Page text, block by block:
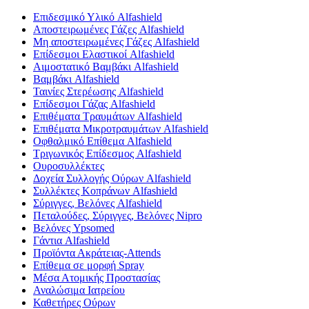
Επιδεσμικό Υλικό Alfashield
Αποστειρωμένες Γάζες Alfashield
Μη αποστειρωμένες Γάζες Alfashield
Επίδεσμοι Ελαστικοί Alfashield
Αιμοστατικό Βαμβάκι Alfashield
Βαμβάκι Alfashield
Ταινίες Στερέωσης Alfashield
Επίδεσμοι Γάζας Alfashield
Επιθέματα Τραυμάτων Alfashield
Επιθέματα Μικροτραυμάτων Alfashield
Οφθαλμικό Eπίθεμα Alfashield
Τριγωνικός Επίδεσμος Alfashield
Ουροσυλλέκτες
Δοχεία Συλλογής Ούρων Alfashield
Συλλέκτες Κοπράνων Alfashield
Σύριγγες, Βελόνες Alfashield
Πεταλούδες, Σύριγγες, Βελόνες Nipro
Βελόνες Ypsomed
Γάντια Alfashield
Προϊόντα Ακράτειας-Attends
Επίθεμα σε μορφή Spray
Μέσα Ατομικής Προστασίας
Αναλώσιμα Ιατρείου
Καθετήρες Ούρων